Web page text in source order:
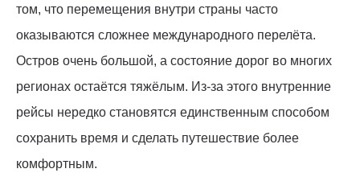
том, что перемещения внутри страны часто
оказываются сложнее международного перелёта.
Остров очень большой, а состояние дорог во многих
регионах остаётся тяжёлым. Из-за этого внутренние
рейсы нередко становятся единственным способом
сохранить время и сделать путешествие более
комфортным.